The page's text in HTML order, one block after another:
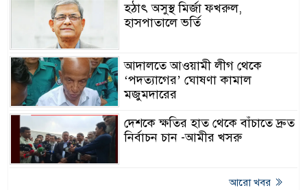
হঠাৎ অসুস্থ মির্জা ফখরুল,
হাসপাতালে ভর্তি
আদালতে আওয়ামী লীগ থেকে
‘পদত্যাগের’ ঘোষণা কামাল
মজুমদারের
দেশকে ক্ষতির হাত থেকে বাঁচাতে দ্রুত
নির্বাচন চান -আমীর খসরু
আরো খবর